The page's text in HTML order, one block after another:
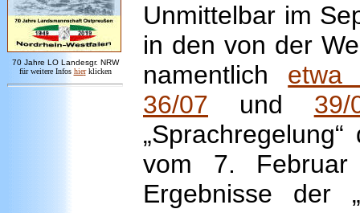
70 Jahre LO Landesgr. NRW
für weitere Infos hier klicken
Unmittelbar im
in den von der
namentlich etwa
36/07 und 39/
vom 7. Februar
Ergebnisse der